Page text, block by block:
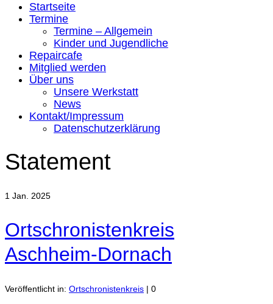
Startseite
Termine
Termine – Allgemein
Kinder und Jugendliche
Repaircafe
Mitglied werden
Über uns
Unsere Werkstatt
News
Kontakt/Impressum
Datenschutzerklärung
Statement
1 Jan. 2025
Ortschronistenkreis
Aschheim-Dornach
Veröffentlicht in: Ortschronistenkreis | 0